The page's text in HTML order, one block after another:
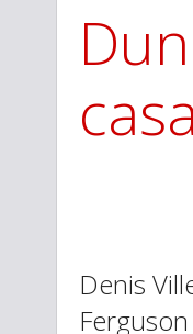
STAR TREK:
Denis